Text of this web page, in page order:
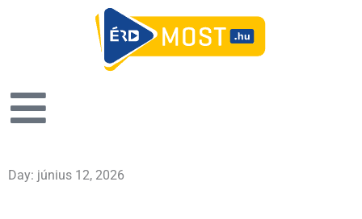
Day: június 12, 2026